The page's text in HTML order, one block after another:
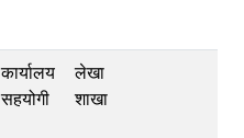
कार्यालय
सहयोगी
लेखा
शाखा